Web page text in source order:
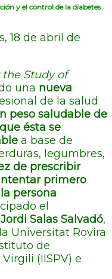
y el control de la diabetes
18 de abril de
Study of
una nueva
de la salud
peso saludable de
ésta se
a base de
legumbres,
de prescribir
primero
persona
el
Jordi Salas Salvadó,
Universitat Rovira
de
(IISPV) e